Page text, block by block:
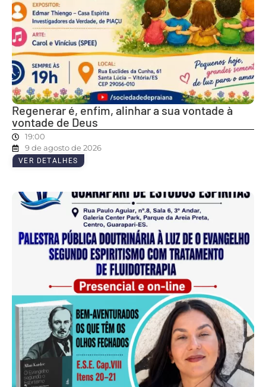
Regenerar é, enfim, alinhar a sua vontade à
vontade de Deus
19:00
9 de agosto de 2026
VER DETALHES